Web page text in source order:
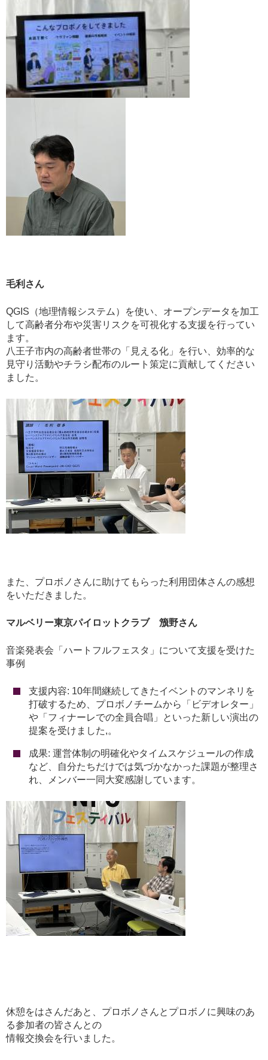
毛利さん
QGIS（地理情報システム）を使い、オープンデータを加工
して高齢者分布や災害リスクを可視化する支援を行ってい
ます。
八王子市内の高齢者世帯の「見える化」を行い、効率的な
見守り活動やチラシ配布のルート策定に貢献してください
ました。
また、プロボノさんに助けてもらった利用団体さんの感想
をいただきました。
マルベリー東京パイロットクラブ 籏野さん
音楽発表会「ハートフルフェスタ」について支援を受けた
事例
支援内容: 10年間継続してきたイベントのマンネリを
打破するため、プロボノチームから「ビデオレター」
や「フィナーレでの全員合唱」といった新しい演出の
提案を受けました,。
成果: 運営体制の明確化やタイムスケジュールの作成
など、自分たちだけでは気づかなかった課題が整理さ
れ、メンバー一同大変感謝しています。
休憩をはさんだあと、プロボノさんとプロボノに興味のあ
る参加者の皆さんとの
情報交換会を行いました。